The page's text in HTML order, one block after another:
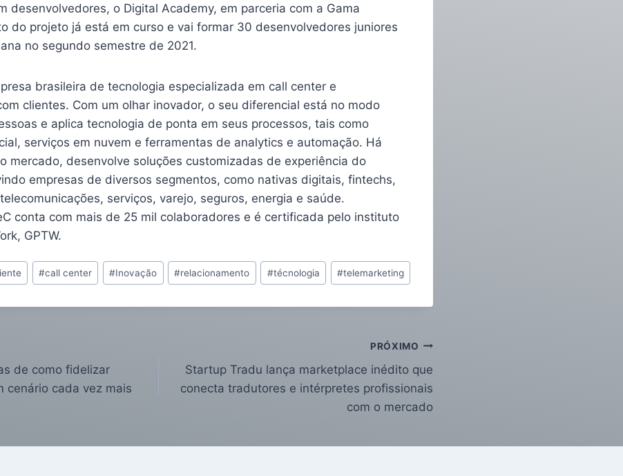
desenvolvedores, o Digital Academy, em parceria com a Gama
do projeto já está em curso e vai formar 30 desenvolvedores juniores
no segundo semestre de 2021.
brasileira de tecnologia especializada em call center e
clientes. Com um olhar inovador, o seu diferencial está no modo
e aplica tecnologia de ponta em seus processos, tais como
serviços em nuvem e ferramentas de analytics e automação. Há
mercado, desenvolve soluções customizadas de experiência do
empresas de diversos segmentos, como nativas digitais, fintechs,
serviços, varejo, seguros, energia e saúde.
conta com mais de 25 mil colaboradores e é certificada pelo instituto
GPTW.
#call center #Inovação #relacionamento #técnologia #telemarketing
de como fidelizar
cenário cada vez mais
PRÓXIMO
Startup Tradu lança marketplace inédito que
conecta tradutores e intérpretes profissionais
com o mercado